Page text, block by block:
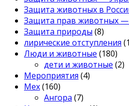
Защита животных в
Защита прав животных
Защита природы (8)
лирические отступления
Люди и животные (180)
дети и животные (2)
Мероприятия (4)
Мех(160)
Ангора (7)